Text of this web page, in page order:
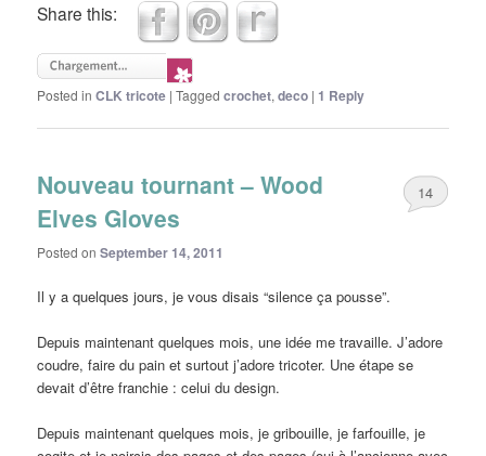
Share this:
Posted in CLK tricote |Tagged crochet,deco | 1 Reply
Nouveau tournant – Wood
Elves Gloves
Posted onSeptember 14, 2011
14
Il y a quelques jours, je vous disais “silence ça pousse”.
Depuis maintenant quelques mois, une idée me travaille. J’adore
coudre, faire du pain et surtout j’adore tricoter. Une étape se
devait d’être franchie : celui du design.
Depuis maintenant quelques mois, je gribouille, je farfouille, je